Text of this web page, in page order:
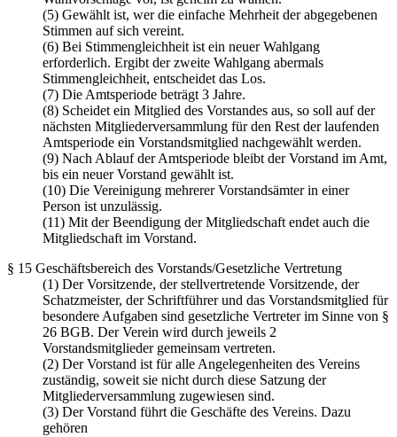
(5) Gewählt ist, wer die einfache Mehrheit der abgegebenen
Stimmen auf sich vereint.
(6) Bei Stimmengleichheit ist ein neuer Wahlgang
erforderlich. Ergibt der zweite Wahlgang abermals
Stimmengleichheit, entscheidet das Los.
(7) Die Amtsperiode beträgt 3 Jahre.
(8) Scheidet ein Mitglied des Vorstandes aus, so soll auf der
nächsten Mitgliederversammlung für den Rest der laufenden
Amtsperiode ein Vorstandsmitglied nachgewählt werden.
(9) Nach Ablauf der Amtsperiode bleibt der Vorstand im Amt,
bis ein neuer Vorstand gewählt ist.
(10) Die Vereinigung mehrerer Vorstandsämter in einer
Person ist unzulässig.
(11) Mit der Beendigung der Mitgliedschaft endet auch die
Mitgliedschaft im Vorstand.
§ 15 Geschäftsbereich des Vorstands/Gesetzliche Vertretung
(1) Der Vorsitzende, der stellvertretende Vorsitzende, der
Schatzmeister, der Schriftführer und das Vorstandsmitglied für
besondere Aufgaben sind gesetzliche Vertreter im Sinne von §
26 BGB. Der Verein wird durch jeweils 2
Vorstandsmitglieder gemeinsam vertreten.
(2) Der Vorstand ist für alle Angelegenheiten des Vereins
zuständig, soweit sie nicht durch diese Satzung der
Mitgliederversammlung zugewiesen sind.
(3) Der Vorstand führt die Geschäfte des Vereins. Dazu
gehören